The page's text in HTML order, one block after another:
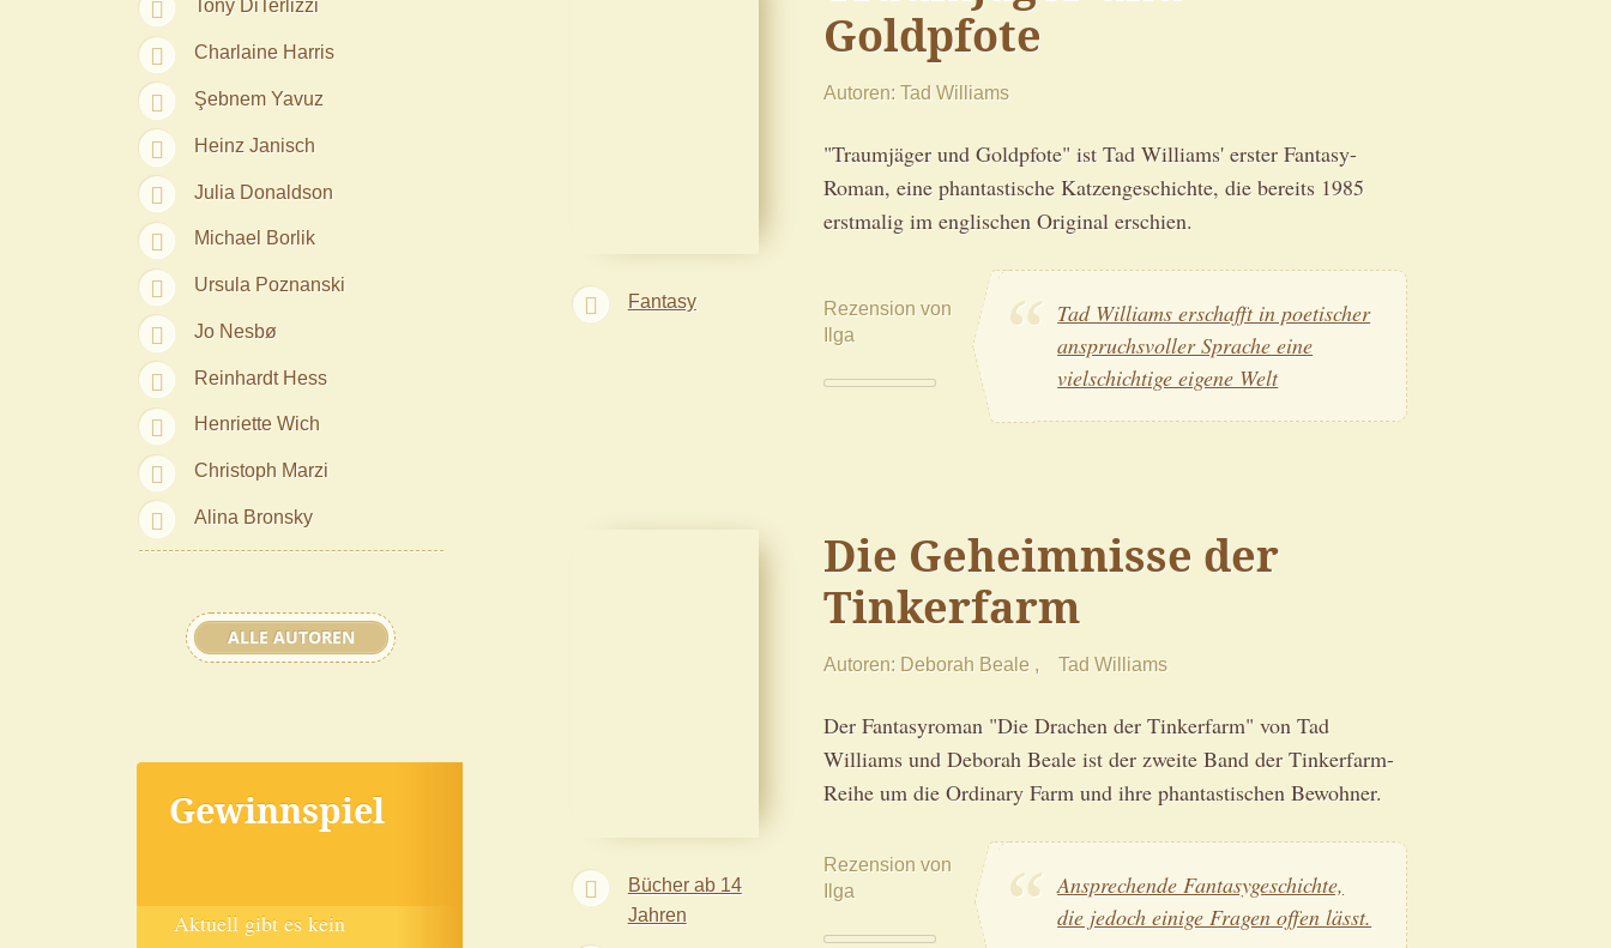
Tony DiTerlizzi
Charlaine Harris
Şebnem Yavuz‎
Heinz Janisch
Julia Donaldson
Michael Borlik
Ursula Poznanski
Jo Nesbø
Reinhardt Hess
Henriette Wich
Christoph Marzi
Alina Bronsky
ALLE AUTOREN
Gewinnspiel
Aktuell gibt es kein
Goldpfote
Autoren Tad Williams
"Traumjäger und Goldpfote" ist Tad Williams' erster Fantasy-
Roman, eine phantastische Katzengeschichte, die bereits 1985
erstmalig im englischen Original erschien.
Rezension von
Ilga
Tad Williams erschafft in poetischer
anspruchsvoller Sprache eine
vielschichtige eigene Welt
Fantasy
Die Geheimnisse der
Tinkerfarm
Autoren Deborah Beale Tad Williams
Der Fantasyroman "Die Drachen der Tinkerfarm" von Tad
Williams und Deborah Beale ist der zweite Band der Tinkerfarm-
Reihe um die Ordinary Farm und ihre phantastischen Bewohner.
Rezension von
Ilga
Ansprechende Fantasygeschichte,
die jedoch einige Fragen offen lässt.
Bücher ab 14
Jahren